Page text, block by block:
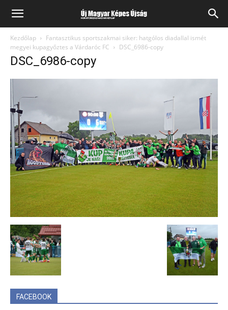
Kezdőlap
Fantasztikus sportszakmai siker: hatgólos diadallal ismét
megyei kupagyőztes a Várdaróc FC
DSC_6986-copy
DSC_6986-copy
FACEBOOK